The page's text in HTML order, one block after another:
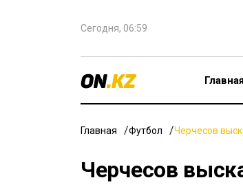
Сегодня, 06:59
Главная Футбол Черчесов
Черчесов